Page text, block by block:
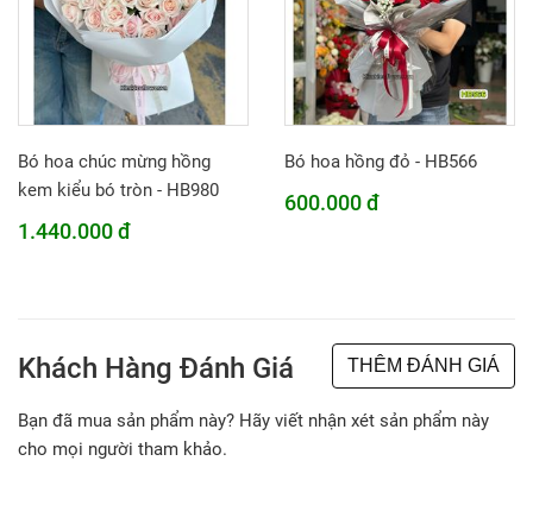
Bó hoa chúc mừng hồng
kem kiểu bó tròn - HB980
1.440.000 đ
Bó hoa hồng đỏ - HB566
600.000 đ
Khách Hàng Đánh Giá THÊM ĐÁNH GIÁ
Bạn đã mua sản phẩm này? Hãy viết nhận xét sản phẩm này
cho mọi người tham khảo.